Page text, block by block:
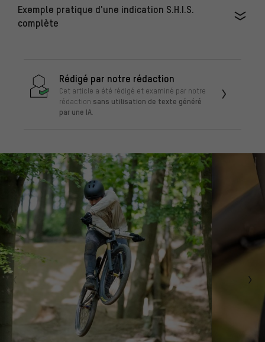
Exemple pratique d'une indication S.H.I.S.
complète
Rédigé par notre rédaction
Cet article a été rédigé et examiné par notre
rédaction sans utilisation de texte généré
par une IA